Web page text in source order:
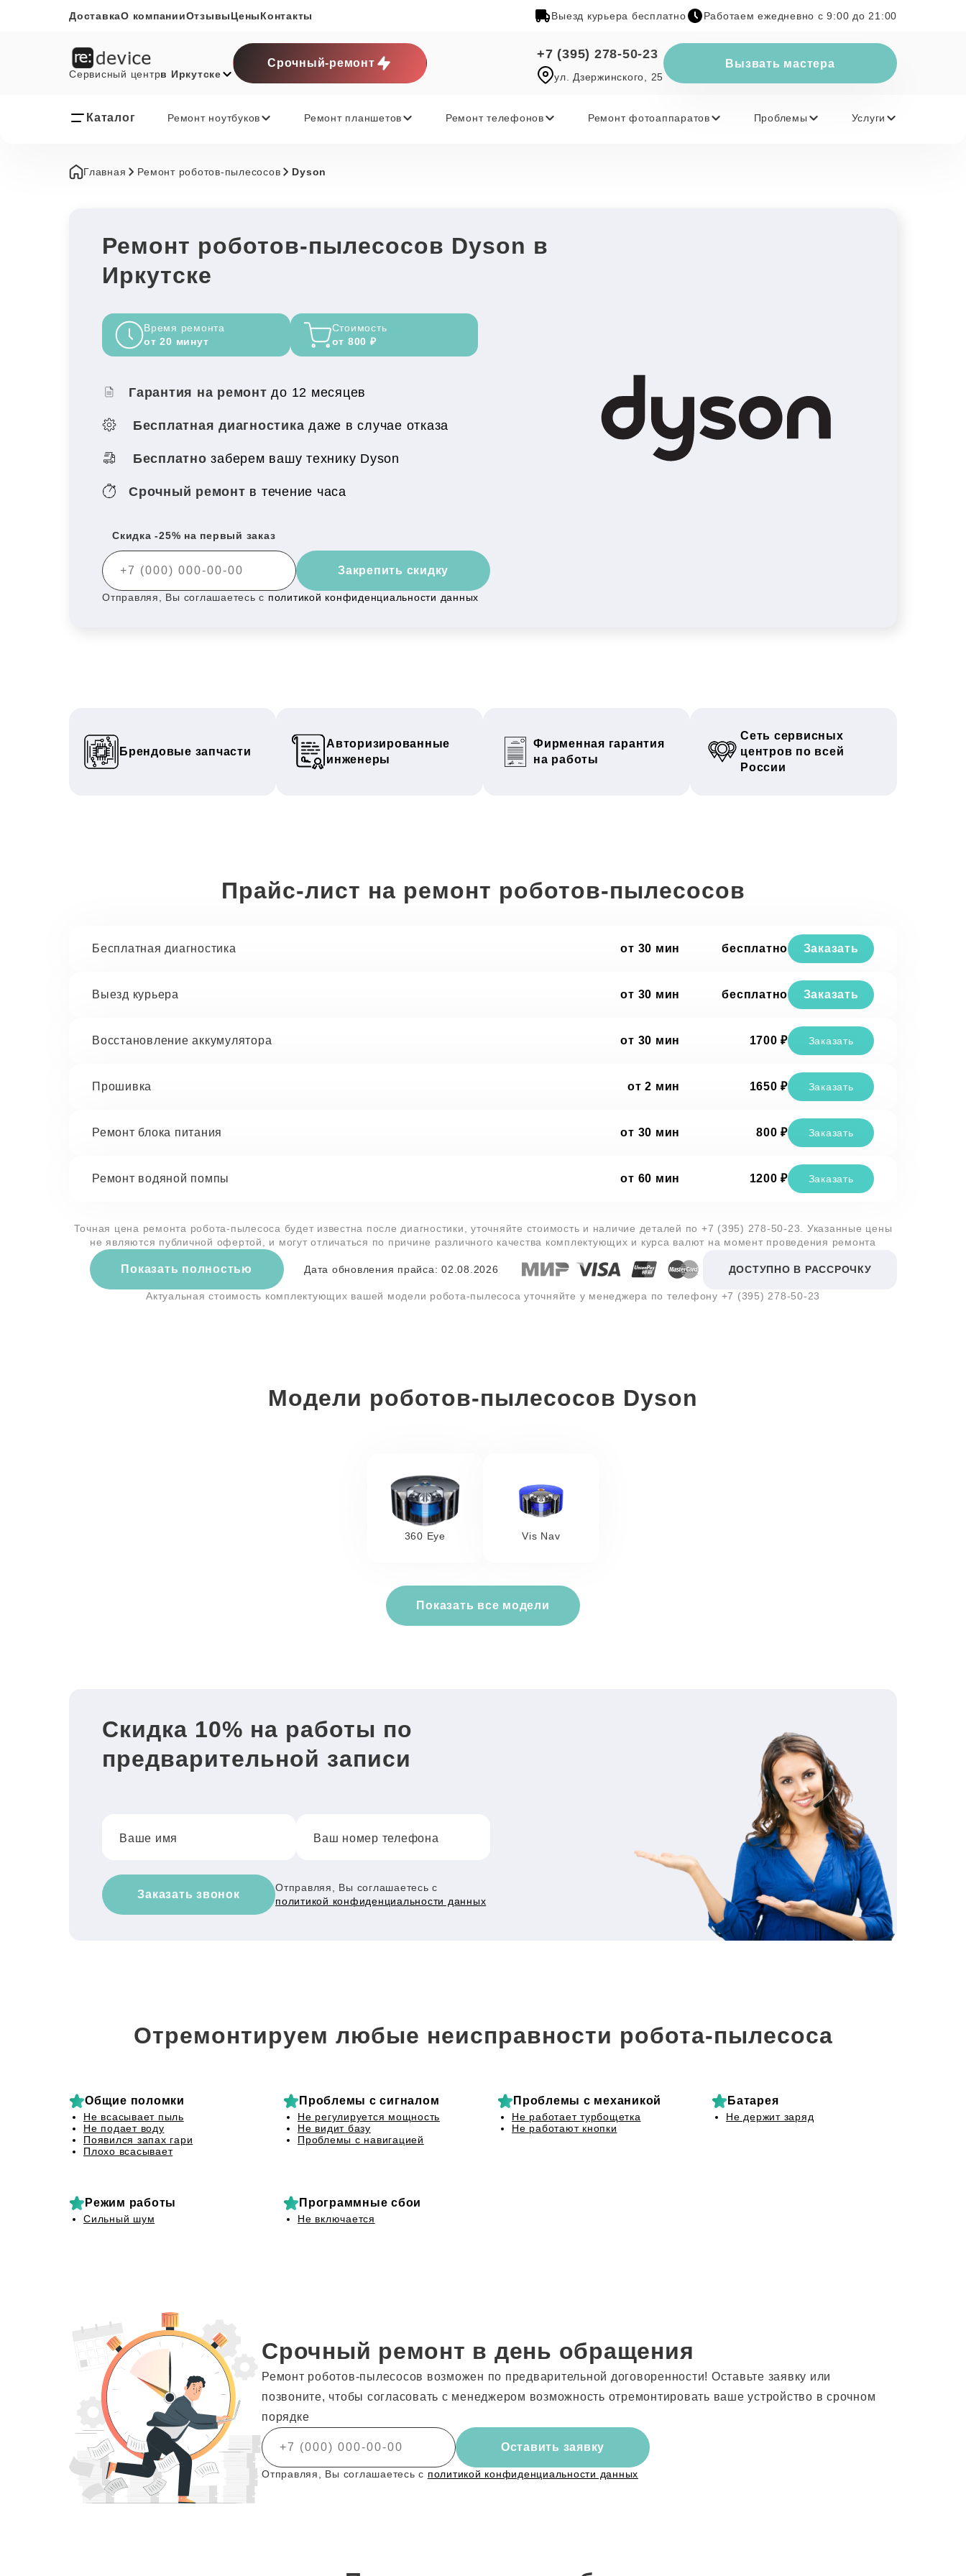
ДоставкаО компанииОтзывыЦеныКонтакты Выезд курьера бесплатно Работаем ежедневно с 9:00 до 21:00
Сервисный центрв Иркутске
Срочный-ремонт
+7 (395) 278-50-23
ул. Дзержинского, 25
Вызвать мастера
Каталог Ремонт ноутбуков Ремонт планшетов Ремонт телефонов Ремонт фотоаппаратов Проблемы Услуги
Главная Ремонт роботов-пылесосов Dyson
Ремонт роботов-пылесосов Dyson в
Иркутске
Время ремонта
от 20 минут
Стоимость
от 800 ₽
Гарантия на ремонтдо 12 месяцев
Бесплатная диагностика даже в случае отказа
Бесплатно заберем вашу технику Dyson
Срочный ремонт в течение часа
Скидка -25% на первый заказ
Закрепить скидку
Отправляя, Вы соглашаетесь с политикой конфиденциальности данных
Брендовые запчасти
Авторизированные
инженеры
Фирменная гарантия
на работы
Сеть сервисных
центров по всей
России
Прайс-лист на ремонт роботов-пылесосов
Бесплатная диагностика от 30 мин бесплатно Заказать
Выезд курьера от 30 мин бесплатно Заказать
Восстановление аккумулятора от 30 мин 1700 ₽ Заказать
Прошивка от 2 мин 1650 ₽ Заказать
Ремонт блока питания от 30 мин 800 ₽ Заказать
Ремонт водяной помпы от 60 мин 1200 ₽ Заказать
Точная цена ремонта робота-пылесоса будет известна после диагностики, уточняйте стоимость и наличие деталей по +7 (395) 278-50-23 . Указанные цены
не являются публичной офертой, и могут отличаться по причине различного качества комплектующих и курса валют на момент проведения ремонта
Показать полностью Дата обновления прайса: 02.08.2026 ДОСТУПНО В РАССРОЧКУ
Актуальная стоимость комплектующих вашей модели робота-пылесоса уточняйте у менеджера по телефону +7 (395) 278-50-23
Модели роботов-пылесосов Dyson
360 Eye Vis Nav
Показать все модели
Скидка 10% на работы по
предварительной записи
Ваше имя Ваш номер телефона
Заказать звонок
Отправляя, Вы соглашаетесь с
политикой конфиденциальности данных
Отремонтируем любые неисправности робота-пылесоса
Общие поломки
Не всасывает пыль
Не подает воду
Появился запах гари
Плохо всасывает
Проблемы с сигналом
Не регулируется мощность
Не видит базу
Проблемы с навигацией
Проблемы с механикой
Не работает турбощетка
Не работают кнопки
Батарея
Не держит заряд
Режим работы
Сильный шум
Программные сбои
Не включается
Срочный ремонт в день обращения
Ремонт роботов-пылесосов возможен по предварительной договоренности! Оставьте заявку или
позвоните, чтобы согласовать с менеджером возможность отремонтировать ваше устройство в срочном
порядке
Оставить заявку
Отправляя, Вы соглашаетесь с политикой конфиденциальности данных